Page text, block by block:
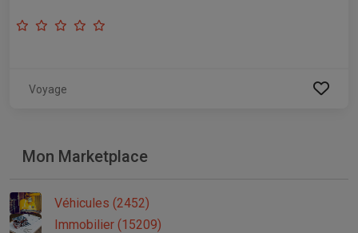
Voyage
Mon Marketplace
Véhicules (2452)
Immobilier (15209)